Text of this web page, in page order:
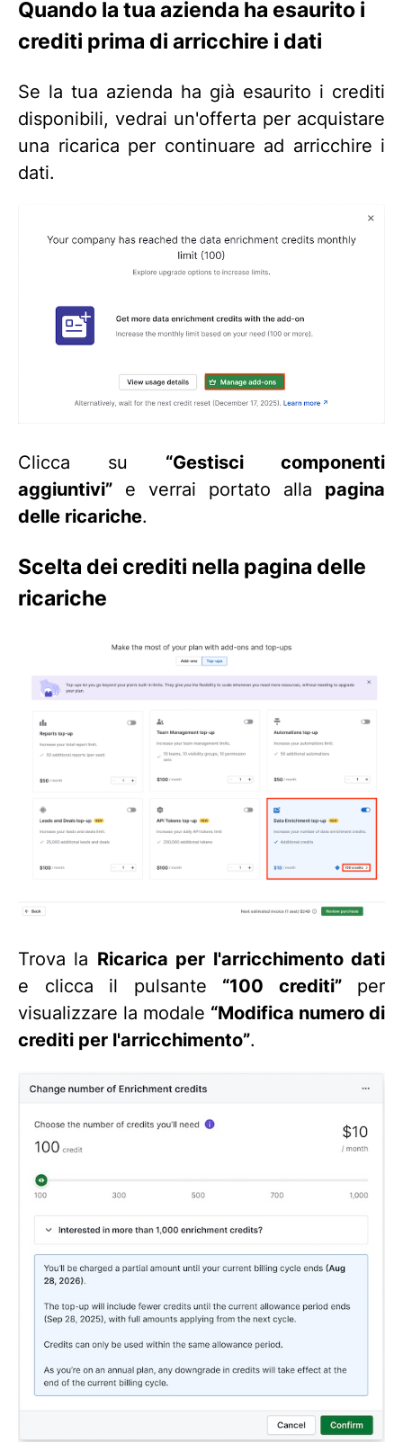
Quando la tua azienda ha esaurito i
crediti prima di arricchire i dati
Se la tua azienda ha già esaurito i crediti
disponibili, vedrai un'offerta per acquistare
una ricarica per continuare ad arricchire i
dati.
Clicca su “Gestisci componenti
aggiuntivi” e verrai portato alla pagina
delle ricariche.
Scelta dei crediti nella pagina delle
ricariche
Trova la Ricarica per l'arricchimento dati
e clicca il pulsante “100 crediti”per
visualizzare la modale “Modifica numero di
crediti per l'arricchimento”.